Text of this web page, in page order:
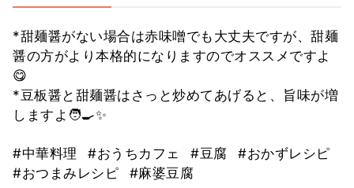
*甜麺醤がない場合は赤味噌でも大丈夫ですが、甜麺
醤の方がより本格的になりますのでオススメですよ
😋
*豆板醤と甜麺醤はさっと炒めてあげると、旨味が増
しますよ🧑‍🍳✨
#中華料理 #おうちカフェ #豆腐
#おかずレシピ
#おつまみレシピ
#麻婆豆腐